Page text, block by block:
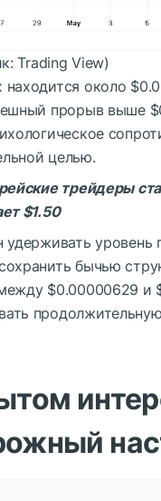
Trading View)
около
прорыв выше
целью.
трейдеры
$1.50
уровень
бычью
$0.00000629